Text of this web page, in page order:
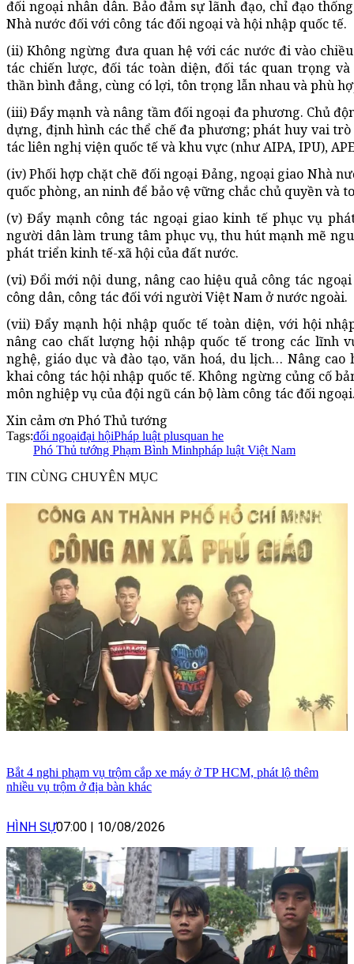
đối ngoại nhân dân. Bảo đảm sự lãnh đạo, chỉ đạo
Nhà nước đối với công tác đối ngoại và hội nhập quốc tế.
(ii) Không ngừng đưa quan hệ với các nước đi vào
tác chiến lược, đối tác toàn diện, đối tác quan trọng
thần bình đẳng, cùng có lợi, tôn trọng lẫn nhau và phù
(iii) Đẩy mạnh và nâng tầm đối ngoại đa phương. Chủ
dựng, định hình các thể chế đa phương; phát huy vai trò
tác liên nghị viện quốc tế và khu vực (như AIPA, IPU),
(iv) Phối hợp chặt chẽ đối ngoại Đảng, ngoại giao Nhà
quốc phòng, an ninh để bảo vệ vững chắc chủ quyền và
(v) Đẩy mạnh công tác ngoại giao kinh tế phục vụ
người dân làm trung tâm phục vụ, thu hút mạnh mẽ
phát triển kinh tế-xã hội của đất nước.
(vi) Đổi mới nội dung, nâng cao hiệu quả công tác
công dân, công tác đối với người Việt Nam ở nước ngoài.
(vii) Đẩy mạnh hội nhập quốc tế toàn diện, với hội
nâng cao chất lượng hội nhập quốc tế trong các lĩnh
nghệ, giáo dục và đào tạo, văn hoá, du lịch… Nâng
khai công tác hội nhập quốc tế. Không ngừng củng cố
môn nghiệp vụ của đội ngũ cán bộ làm công tác đối
Xin cảm ơn Phó Thủ tướng
Tags:đối ngoạiđại hộiPháp luật plusquan he
Phó Thủ tướng Phạm Bình Minhpháp luật Việt Nam
TIN CÙNG CHUYÊN MỤC
Bắt 4 nghi phạm vụ trộm cắp xe máy ở TP HCM, phát lộ thêm
nhiều vụ trộm ở địa bàn khác
HÌNH SỰ07:00 10/08/2026